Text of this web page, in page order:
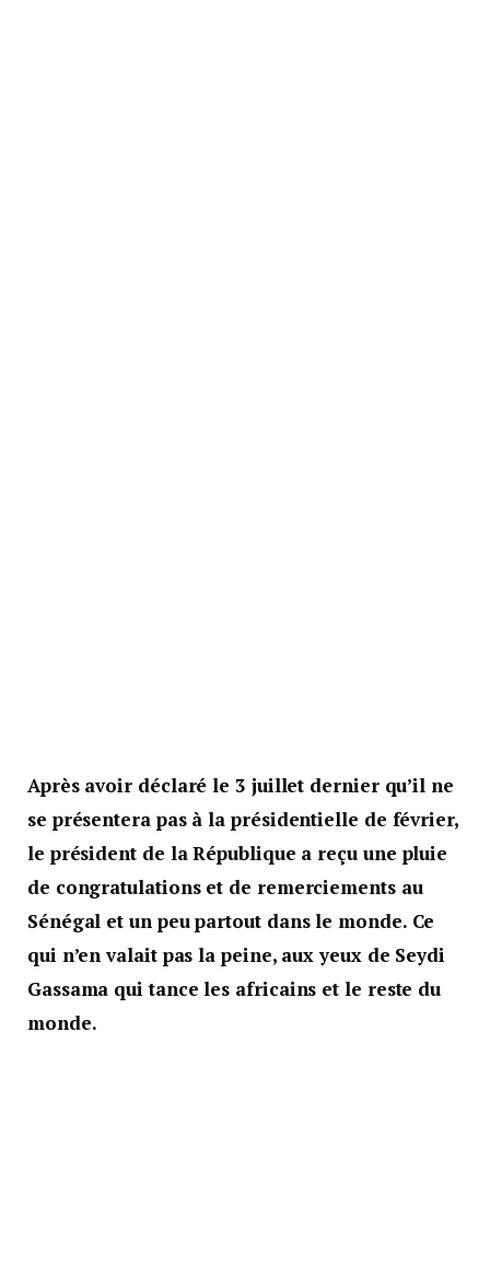
Après avoir déclaré le 3 juillet dernier qu’il ne
se présentera pas à la présidentielle de février,
le président de la République a reçu une pluie
de congratulations et de remerciements au
Sénégal et un peu partout dans le monde. Ce
qui n’en valait pas la peine, aux yeux de Seydi
Gassama qui tance les africains et le reste du
monde.